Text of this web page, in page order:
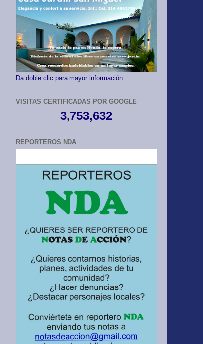
Da doble clic para mayor información
VISITAS CERTIFICADAS POR GOOGLE
3,753,632
REPORTEROS NDA